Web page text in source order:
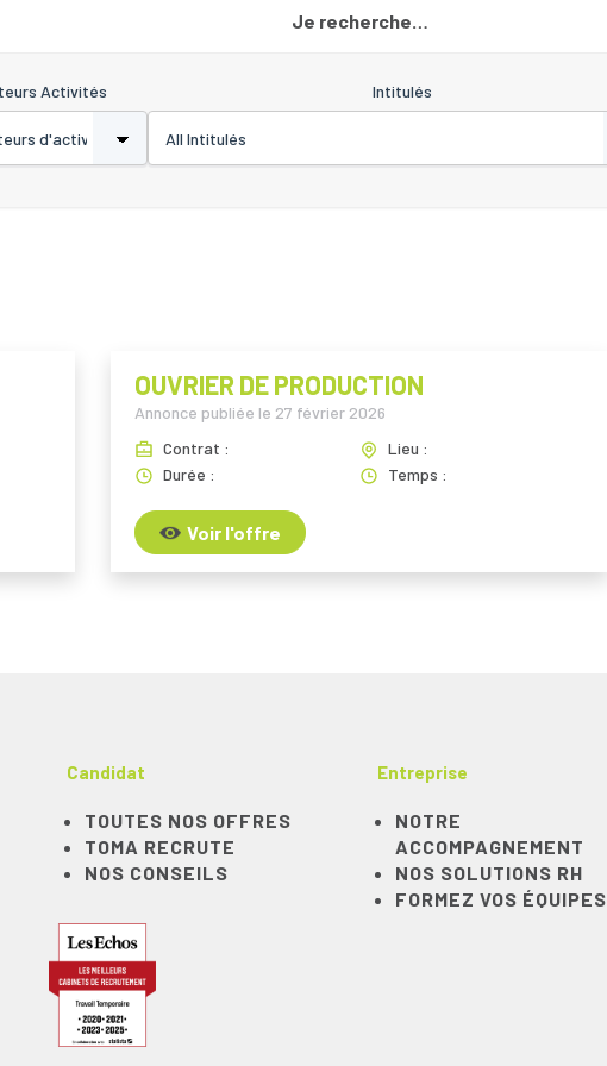
Je recherche…
Activités Intitulés
OUVRIER DE PRODUCTION
Annonce publiée le 27 février 2026
Contrat :
Lieu :
Durée :
Temps :
Voir l'offre
Candidat
TOUTES NOS OFFRES
TOMA RECRUTE
NOS CONSEILS
Entreprise
NOTRE
ACCOMPAGNEMENT
NOS SOLUTIONS RH
FORMEZ VOS ÉQUIPES